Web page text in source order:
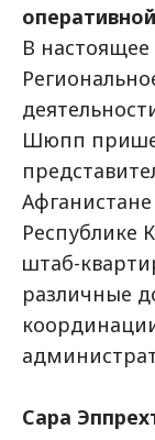
В настоящее
Шюпп
Республике
штаб-
различные
Сара